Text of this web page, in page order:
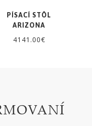
PÍSACÍ STÔL
ARIZONA
4141.00€